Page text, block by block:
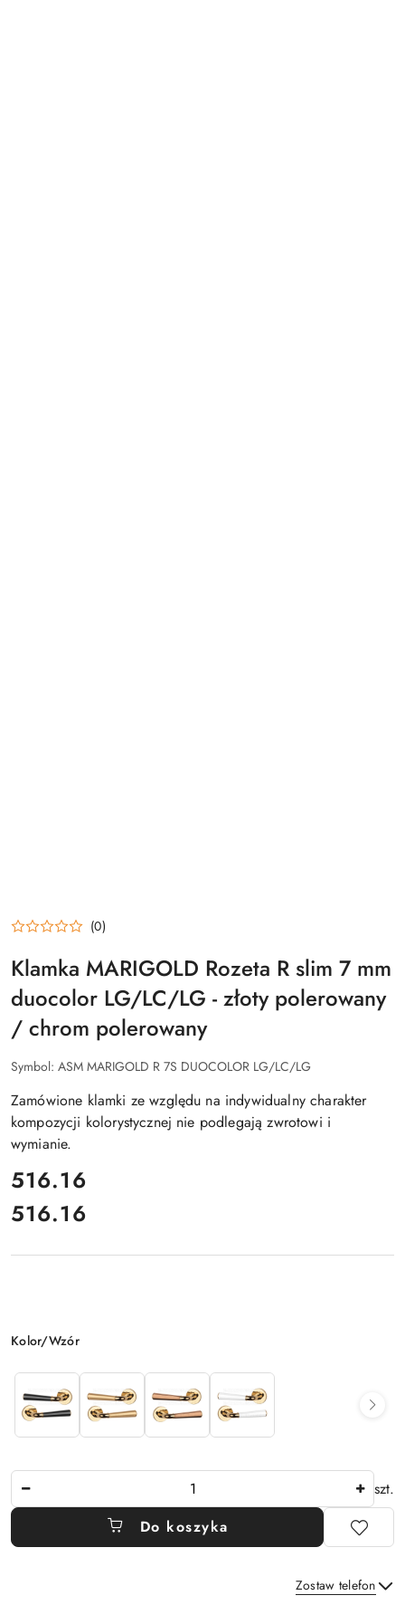
(0)
Klamka MARIGOLD Rozeta R slim 7 mm
duocolor LG/LC/LG - złoty polerowany
/ chrom polerowany
Symbol: ASM MARIGOLD R 7S DUOCOLOR LG/LC/LG
Zamówione klamki ze względu na indywidualny charakter
kompozycji kolorystycznej nie podlegają zwrotowi i
wymianie.
cena:
516.16
Cena:
516.16
Wariant
Kolor/Wzór
szt.
Do koszyka
Zostaw telefon